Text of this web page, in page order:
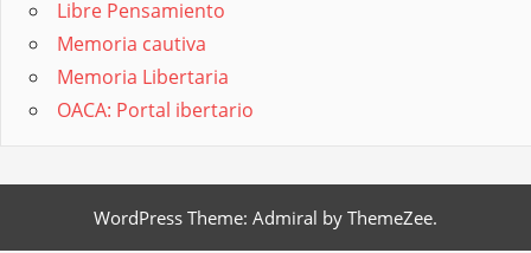
Libre Pensamiento
Memoria cautiva
Memoria Libertaria
OACA: Portal ibertario
WordPress Theme: Admiral by ThemeZee.